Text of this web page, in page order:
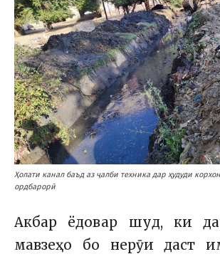
Ҳолати канал баъд аз ҷалби техника дар ҳудуди
ордбарорӣ
Акбар ёдовар шуд, ки
мавзеҳо бо нерӯи даст